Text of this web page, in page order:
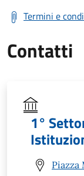
Termini e
Contatti
1°
Piazza